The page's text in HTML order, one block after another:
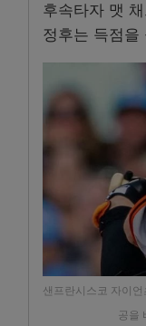
후속타자 맷
정후는 득점을
샌프란시스코 자이
공을